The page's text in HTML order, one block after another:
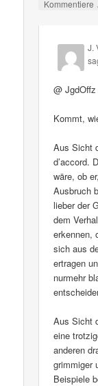
Kommentiere
J.
@ JgdOffz
Kommt,
Aus Sicht
d’accord.
wäre, ob
Ausbruch
lieber der
dem
erkennen,
sich aus
ertragen
nurmehr
Aus Sicht
eine
anderen
grimmiger
Beispiele